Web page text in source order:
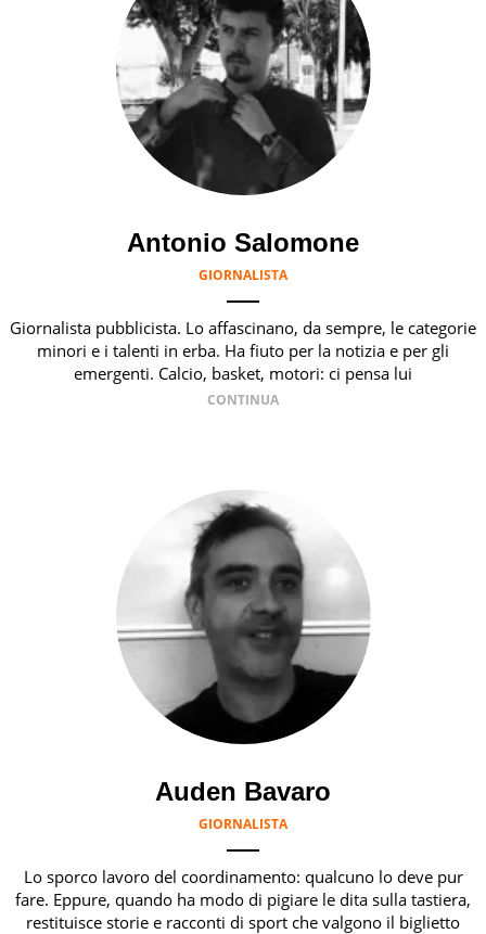
Antonio Salomone
GIORNALISTA
Giornalista pubblicista. Lo affascinano, da sempre, le categorie
minori e i talenti in erba. Ha fiuto per la notizia e per gli
emergenti. Calcio, basket, motori: ci pensa lui
Auden Bavaro
GIORNALISTA
Lo sporco lavoro del coordinamento: qualcuno lo deve pur
fare. Eppure, quando ha modo di pigiare le dita sulla tastiera,
restituisce storie e racconti di sport che valgono il biglietto